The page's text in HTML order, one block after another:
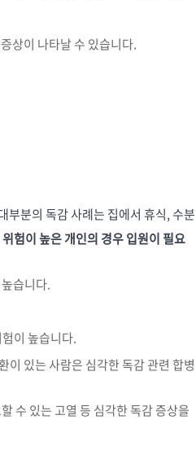
상이 나타날 수 있습니다.
부분의 독감 사례는 집에서 휴식, 수분
험이 높은 개인의 경우 입원이 필요
습니다.
이 높습니다.
이 있는 사람은 심각한 독감 관련 합병
수 있는 고열 등 심각한 독감 증상을